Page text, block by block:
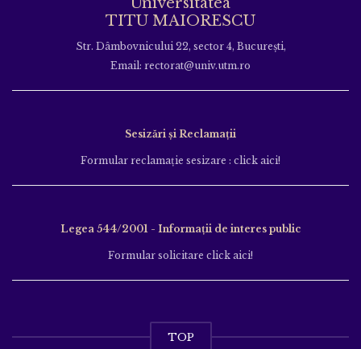
Universitatea
TITU MAIORESCU
Str. Dâmbovnicului 22, sector 4, București,
Email: rectorat@univ.utm.ro
Sesizări și Reclamații
Formular reclamație sesizare : click aici!
Legea 544/2001 - Informații de interes public
Formular solicitare click aici!
TOP